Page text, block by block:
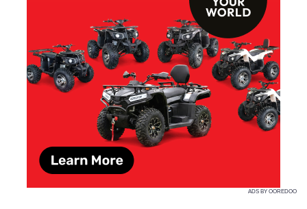
ADS BY OOREDOO